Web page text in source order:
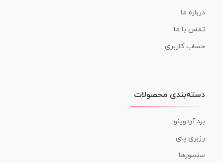
درباره ما
تماس با ما
حساب کاربری
دسته‌بندی محصولات
برد آردوینو
رزبری پای
سنسورها